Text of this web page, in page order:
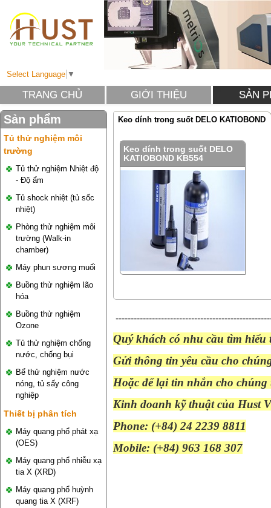
Select Language ▼
TRANG CHỦ GIỚI THIỆU SẢN
Sản phẩm
Tủ thử nghiệm môi
trường
Tủ thử nghiệm Nhiệt độ
- Độ ẩm
Tủ shock nhiệt (tủ sốc
nhiệt)
Phòng thử nghiệm môi
trường (Walk-in
chamber)
Máy phun sương muối
Buồng thử nghiệm lão
hóa
Buồng thử nghiệm
Ozone
Tủ thử nghiệm chống
nước, chống bụi
Bể thử nghiệm nước
nóng, tủ sấy công
nghiệp
Thiết bị phân tích
Máy quang phổ phát xạ
(OES)
Máy quang phổ nhiễu xạ
tia X (XRD)
Máy quang phổ huỳnh
quang tia X (XRF)
Keo dính trong suốt DELO KATIOBOND
Keo dính trong suốt DELO
KATIOBOND KB554
Quý khách có nhu cầu tìm hiểu
Gửi thông tin yêu cầu cho
Hoặc để lại tin nhắn cho
Kinh doanh kỹ thuật của Hust
Phone: (+84) 24 2239 8811
Mobile: (+84) 963 168 307